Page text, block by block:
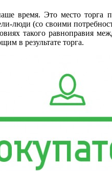
время. Это место торга
люди (со своими
такого равноправия
в результате торга.